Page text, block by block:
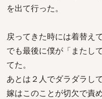
を出て行った。
戻ってきた時には着替え
でも最後に僕が「またし
てた。
あとは２人でダラダラし
嫁はこのことが切欠で責